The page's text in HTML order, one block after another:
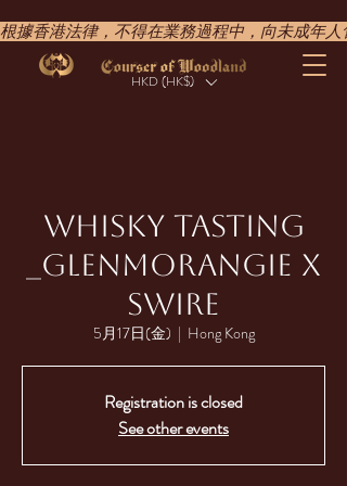
HKD (HK$)
根據香港法律，不得在業務過程中，向未成年人
WHISKY TASTING​
_GLENMORANGIE X
SWIRE
5月17日(金)
  |
Hong Kong
Registration is closed
See other events